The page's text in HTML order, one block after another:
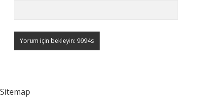
Sitemap